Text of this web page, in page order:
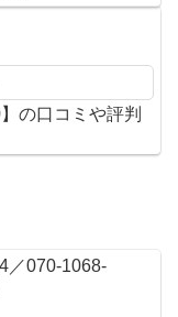
の口コミや評判
／070-1068-